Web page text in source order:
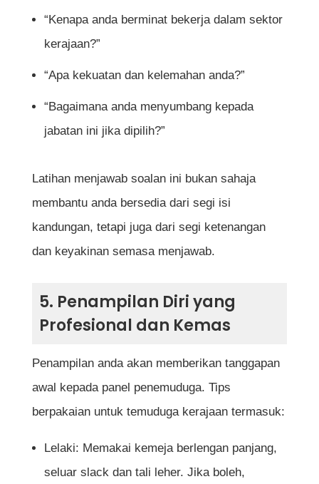
“Kenapa anda berminat bekerja dalam sektor
kerajaan?”
“Apa kekuatan dan kelemahan anda?”
“Bagaimana anda menyumbang kepada
jabatan ini jika dipilih?”
Latihan menjawab soalan ini bukan sahaja
membantu anda bersedia dari segi isi
kandungan, tetapi juga dari segi ketenangan
dan keyakinan semasa menjawab.
5. Penampilan Diri yang
Profesional dan Kemas
Penampilan anda akan memberikan tanggapan
awal kepada panel penemuduga. Tips
berpakaian untuk temuduga kerajaan termasuk:
Lelaki: Memakai kemeja berlengan panjang,
seluar slack dan tali leher. Jika boleh,